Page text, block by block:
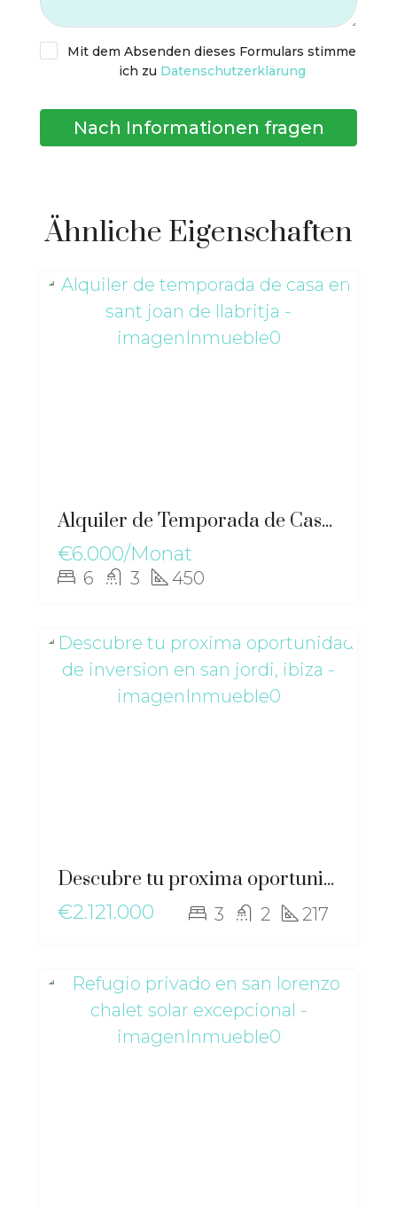
Mit dem Absenden dieses Formulars stimme
ich zu Datenschutzerklärung
Nach Informationen fragen
Ähnliche Eigenschaften
Alquiler de Temporada de Casa en Sant Joan de Llabritja – gz-2567
€6.000/Monat
6 3 450
Descubre tu proxima oportunidad de inversion en San Jordi, Ibiza – gz-2563
€2.121.000
3 2 217